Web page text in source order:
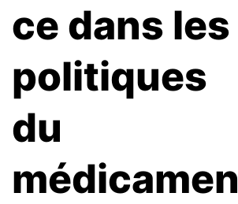
ce dans les
politiques
du
médicamen